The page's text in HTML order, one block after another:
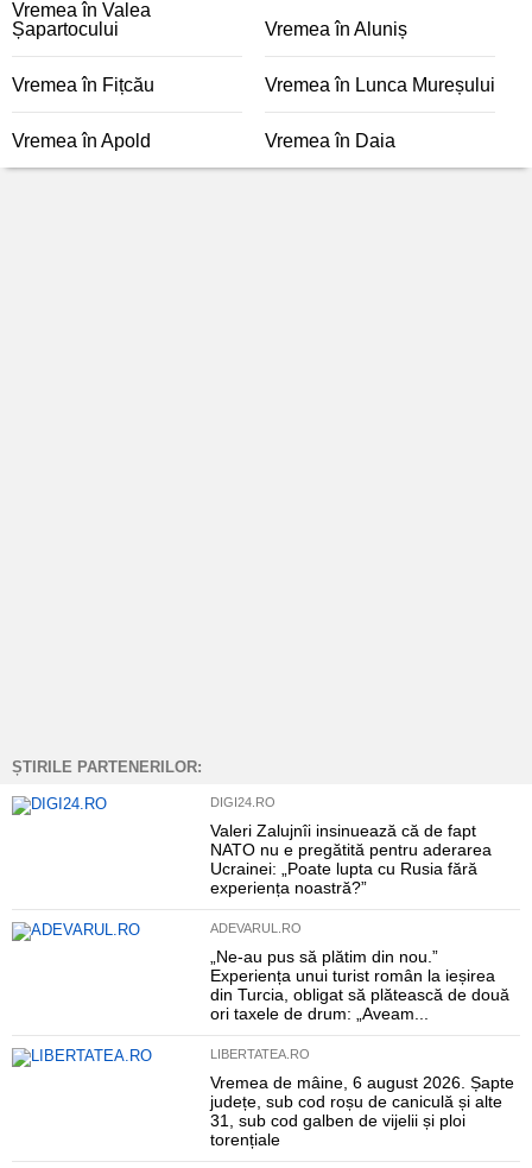
Vremea în Valea
Șapartocului
Vremea în Aluniș
Vremea în Fițcău Vremea în Lunca Mureșului
Vremea în Apold Vremea în Daia
ȘTIRILE PARTENERILOR:
DIGI24.RO
Valeri Zalujnîi insinuează că de fapt
NATO nu e pregătită pentru aderarea
Ucrainei: „Poate lupta cu Rusia fără
experiența noastră?”
ADEVARUL.RO
„Ne-au pus să plătim din nou.”
Experiența unui turist român la ieșirea
din Turcia, obligat să plătească de două
ori taxele de drum: „Aveam...
LIBERTATEA.RO
Vremea de mâine, 6 august 2026. Șapte
județe, sub cod roșu de caniculă și alte
31, sub cod galben de vijelii și ploi
torențiale